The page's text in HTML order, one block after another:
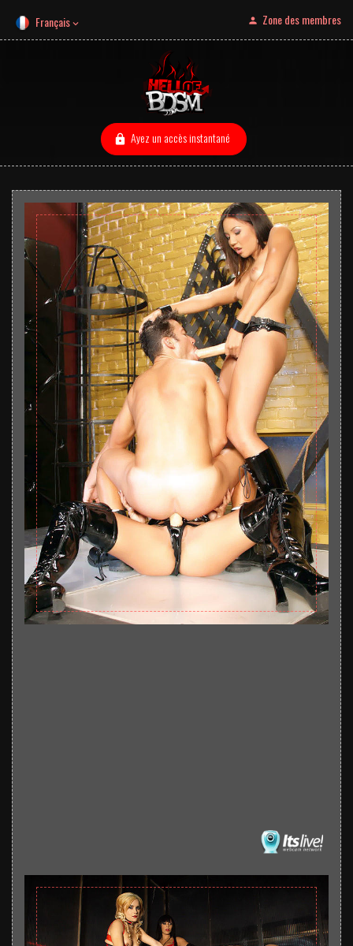
Français Zone des membres
Ayez un accès instantané